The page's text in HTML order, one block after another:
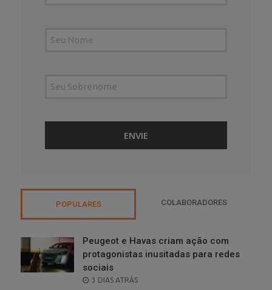
POPULARES COLABORADORES
Peugeot e Havas criam ação com
protagonistas inusitadas para redes
sociais
POSTED
3 DIAS ATRÁS